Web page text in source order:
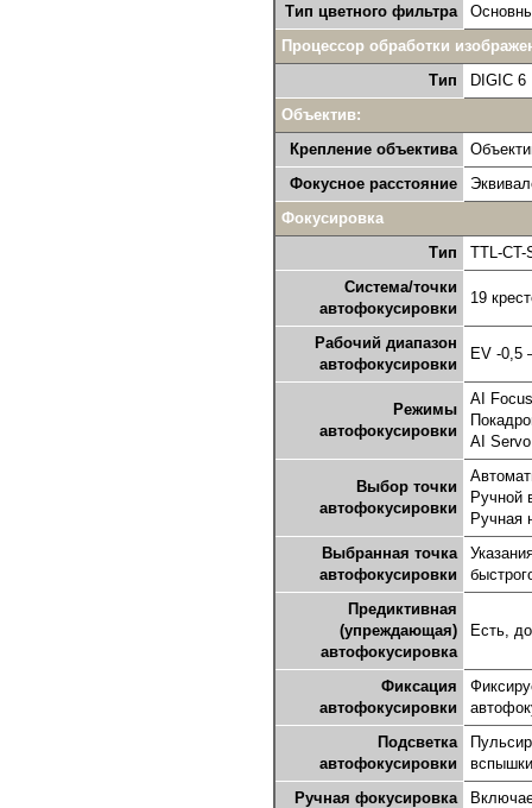
Тип цветного фильтра
Процессор обработки
Тип
DIGIC 6
Объектив:
Крепление объектива
Фокусное расстояние
Фокусировка
Тип
TTL-CT-
Система/точки
автофокусировки
19
Рабочий диапазон
автофокусировки
EV -0,5
Режимы
автофокусировки
AI Focus
AI
Выбор точки
автофокусировки
Ручной
Ручная
Выбранная точка
автофокусировки
Предиктивная
(упреждающая)
автофокусировка
Есть,
Фиксация
автофокусировки
Подсветка
автофокусировки
Ручная фокусировка